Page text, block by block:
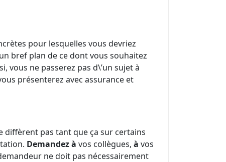
pour lesquelles vous devriez
bref plan de ce dont vous souhaitez
vous ne passerez pas d\’un sujet à
présenterez avec assurance et
diffèrent pas tant que ça sur certains
Demandezà vos collègues, à vos
ne doit pas nécessairement